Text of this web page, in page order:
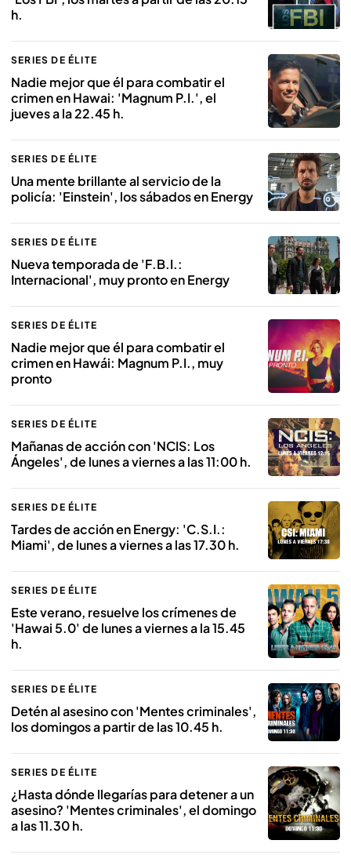
h.
SERIES DE ÉLITE
Nadie mejor que él para combatir el
crimen en Hawai: 'Magnum P.I.', el
jueves a la 22.45 h.
SERIES DE ÉLITE
Una mente brillante al servicio de la
policía: 'Einstein', los sábados en Energy
SERIES DE ÉLITE
Nueva temporada de 'F.B.I.:
Internacional', muy pronto en Energy
SERIES DE ÉLITE
Nadie mejor que él para combatir el
crimen en Hawái: Magnum P.I., muy
pronto
SERIES DE ÉLITE
Mañanas de acción con 'NCIS: Los
Ángeles', de lunes a viernes a las 11:00 h.
SERIES DE ÉLITE
Tardes de acción en Energy: 'C.S.I.:
Miami', de lunes a viernes a las 17.30 h.
SERIES DE ÉLITE
Este verano, resuelve los crímenes de
'Hawai 5.0' de lunes a viernes a la 15.45
h.
SERIES DE ÉLITE
Detén al asesino con 'Mentes criminales',
los domingos a partir de las 10.45 h.
SERIES DE ÉLITE
¿Hasta dónde llegarías para detener a un
asesino? 'Mentes criminales', el domingo
a las 11.30 h.